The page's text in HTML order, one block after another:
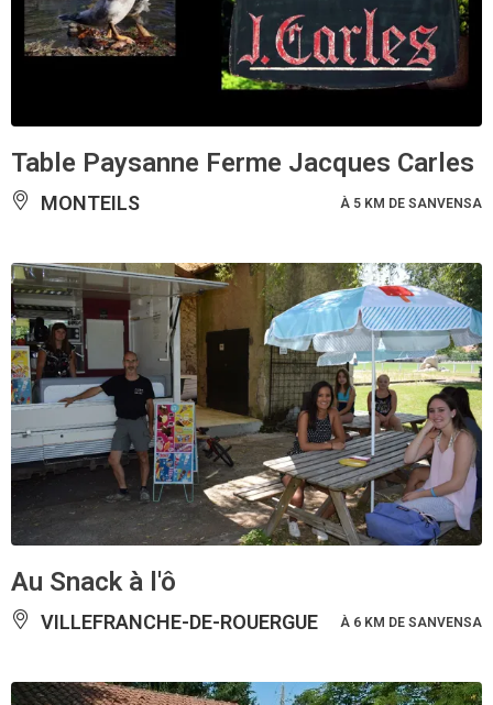
Table Paysanne Ferme Jacques Carles
MONTEILS À 5 KM DE SANVENSA
Au Snack à l'ô
VILLEFRANCHE-DE-ROUERGUE À 6 KM DE SANVENSA